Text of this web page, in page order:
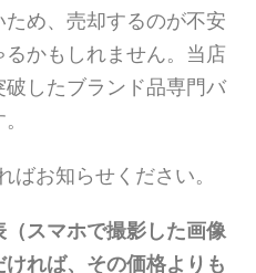
め、売却するのが不安
かもしれません。当店
したブランド品専門バ
お知らせください。
スマホで撮影した画像
れば、その価格よりも